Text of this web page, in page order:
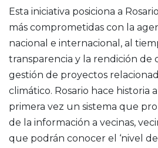
Esta iniciativa posiciona a
más comprometidas con la
nacional e internacional, al
transparencia y la rendición de
gestión de proyectos
climático. Rosario hace historia
primera vez un sistema que
de la información a vecinas,
que podrán conocer el ‘nivel de